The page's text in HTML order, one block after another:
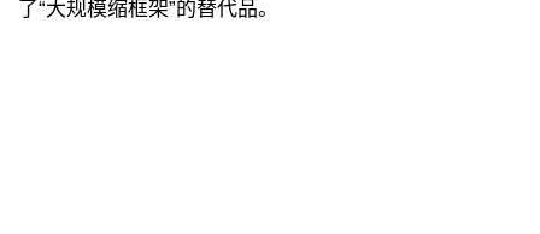
了“大规模缩框架”的替代品。